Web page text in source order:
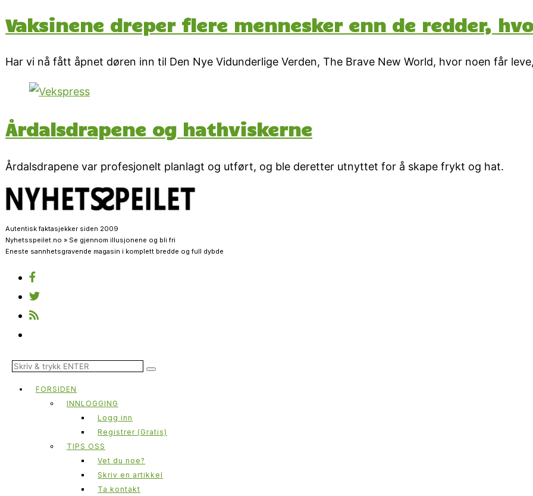
Vaksinene dreper flere mennesker enn de redder,
Har vi nå fått åpnet døren inn til Den Nye Vidunderlige Verden, The Brave New World, hvor noen får
Årdalsdrapene og hathviskerne
Årdalsdrapene var profesjonelt planlagt og utført, og ble deretter utnyttet for å skape frykt og hat.
Autentisk faktasjekker siden 2009
Nyhetsspeilet.no » Se gjennom illusjonene og bli fri
Eneste sannhetsgravende magasin i komplett bredde og full dybde
FORSIDEN
INNLOGGING
Logg inn
Registrer (Gratis)
TIPS OSS
Vet du noe?
Skriv en artikkel
Ta kontakt